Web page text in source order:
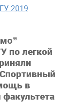
2019
по легкой
в
факультета